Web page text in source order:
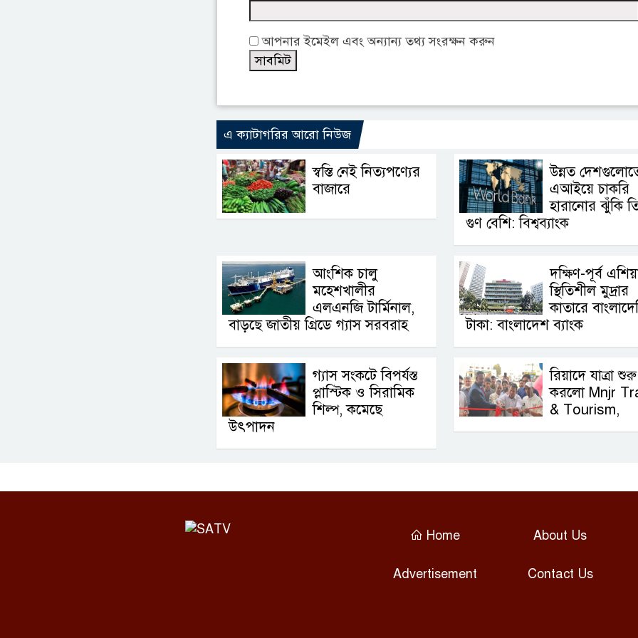
আপনার ইমেইল এবং অন্যান্য তথ্য সংরক্ষন করুন
এ ক্যাটাগরির আরো নিউজ
স্বস্তি নেই নিত্যপণ্যের
বাজারে
উন্নত
এআইয়ে চাকরি
হারানোর ঝুঁকি
গুণ বেশি: বিশ্বব্যাংক
আংশিক চালু
মহেশখালীর
এলএনজি টার্মিনাল,
বাড়ছে জাতীয় গ্রিডে গ্যাস সরবরাহ
দক্ষিণ-পূর্ব
স্থিতিশীল মুদ্রার
কাতারে
টাকা: বাংলাদেশ ব্যাংক
গ্যাস সংকটে বিপর্যস্ত
প্লাস্টিক ও সিরামিক
শিল্প, কমেছে
উৎপাদন
রিয়াদে যাত্রা শুরু
করলো Mnjr
& Tourism,
Home About Us
Advertisement Contact Us